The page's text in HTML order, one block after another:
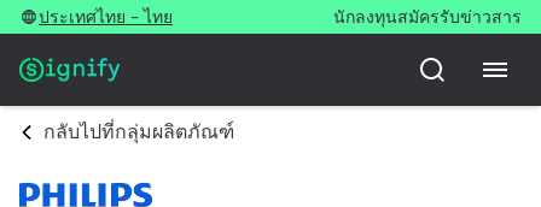
ประเทศไทย - ไทย นักลงทุนสมัครรับข่าวสาร
กลับไปที่กลุ่มผลิตภัณฑ์